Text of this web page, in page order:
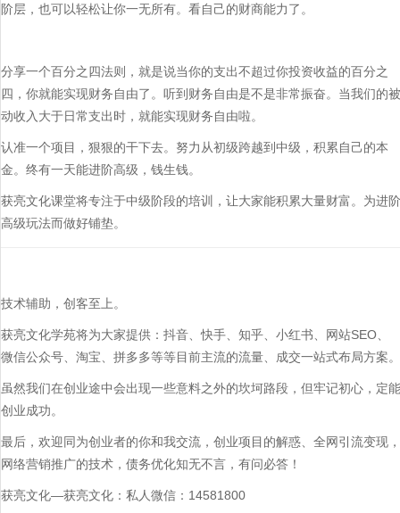
阶层，也可以轻松让你一无所有。看自己的财商能力了。
分享一个百分之四法则，就是说当你的支出不超过你投资收益的百分之
四，你就能实现财务自由了。听到财务自由是不是非常振奋。当我们的被
动收入大于日常支出时，就能实现财务自由啦。
认准一个项目，狠狠的干下去。努力从初级跨越到中级，积累自己的本
金。终有一天能进阶高级，钱生钱。
获亮文化课堂将专注于中级阶段的培训，让大家能积累大量财富。为进阶
高级玩法而做好铺垫。
技术辅助，创客至上。
获亮文化学苑将为大家提供：抖音、快手、知乎、小红书、网站SEO、
微信公众号、淘宝、拼多多等等目前主流的流量、成交一站式布局方案。
虽然我们在创业途中会出现一些意料之外的坎坷路段，但牢记初心，定能
创业成功。
最后，欢迎同为创业者的你和我交流，创业项目的解惑、全网引流变现，
网络营销推广的技术，债务优化知无不言，有问必答！
获亮文化—获亮文化：私人微信：14581800